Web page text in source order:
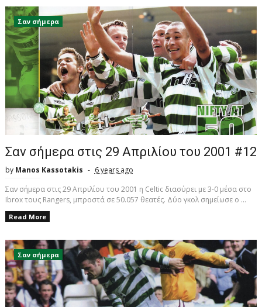
Σαν σήμερα
Σαν σήμερα στις 29 Απριλίου του 2001 #12
by Manos Kassotakis
6 years ago
Σαν σήμερα στις 29 Απριλίου του 2001 η Celtic διασύρει με 3-0 μέσα στο
Ibrox τους Rangers, μπροστά σε 50.057 θεατές. Δύο γκολ σημείωσε ο ...
Read More
Σαν σήμερα